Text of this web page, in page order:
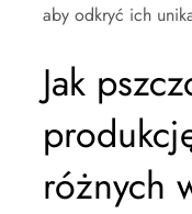
aby odkryć ich
Jak
różnych